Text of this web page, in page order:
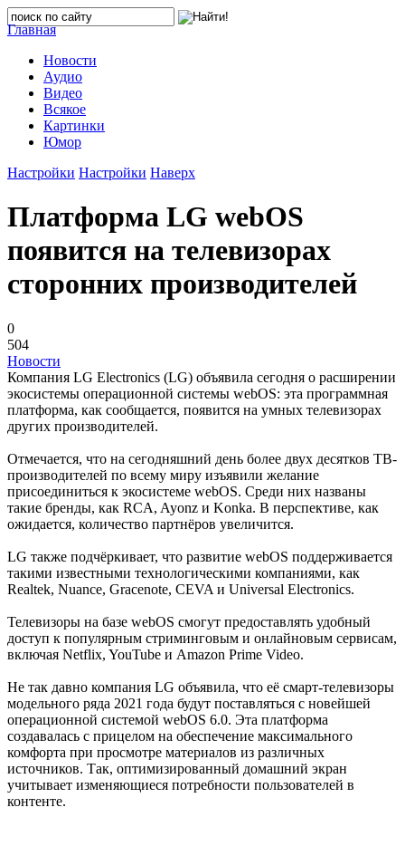
Главная
Новости
Аудио
Видео
Всякое
Картинки
Юмор
Настройки Настройки Наверх
Платформа LG webOS
появится на телевизорах
сторонних производителей
0
504
Новости
Компания LG Electronics (LG) объявила сегодня о расширении
экосистемы операционной системы webOS: эта программная
платформа, как сообщается, появится на умных телевизорах
других производителей.
Отмечается, что на сегодняшний день более двух десятков ТВ-
производителей по всему миру изъявили желание
присоединиться к экосистеме webOS. Среди них названы
такие бренды, как RCA, Ayonz и Konka. В перспективе, как
ожидается, количество партнёров увеличится.
LG также подчёркивает, что развитие webOS поддерживается
такими известными технологическими компаниями, как
Realtek, Nuance, Gracenote, CEVA и Universal Electronics.
Телевизоры на базе webOS смогут предоставлять удобный
доступ к популярным стриминговым и онлайновым сервисам,
включая Netflix, YouTube и Amazon Prime Video.
Не так давно компания LG объявила, что её смарт-телевизоры
модельного ряда 2021 года будут поставляться с новейшей
операционной системой webOS 6.0. Эта платформа
создавалась с прицелом на обеспечение максимального
комфорта при просмотре материалов из различных
источников. Так, оптимизированный домашний экран
учитывает изменяющиеся потребности пользователей в
контенте.